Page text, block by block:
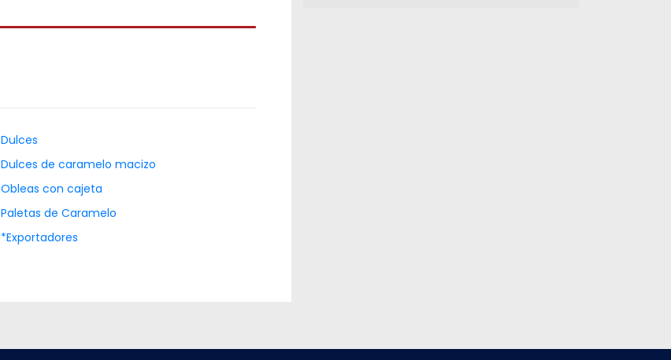
Dulces
Dulces de caramelo macizo
Obleas con cajeta
Paletas de Caramelo
*Exportadores